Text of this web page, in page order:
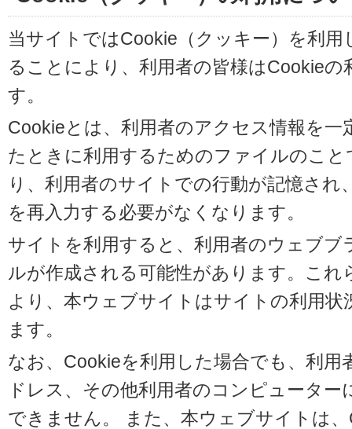
当サイトではCookie（クッキー）を利
ることにより、利用者の皆様はCookie
す。
Cookieとは、利用者のアクセス情報を
たときに利用するためのファイルのこ
り、利用者のサイトでの行動が記憶さ
を再入力する必要がなくなります。
サイトを利用すると、利用者のウェブ
ルが作成される可能性があります。こ
より、本ウェブサイトはサイトの利用
ます。
なお、Cookieを利用した場合でも、利用
ドレス、その他利用者のコンピュータ
できません。 また、本ウェブサイトは